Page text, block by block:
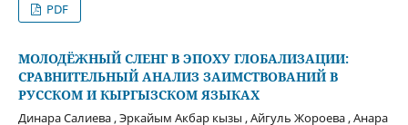
PDF
МОЛОДЁЖНЫЙ СЛЕНГ В ЭПОХУ ГЛОБАЛИЗАЦИИ:
СРАВНИТЕЛЬНЫЙ АНАЛИЗ ЗАИМСТВОВАНИЙ В
РУССКОМ И КЫРГЫЗСКОМ ЯЗЫКАХ
Динара Салиева , Эркайым Акбар кызы , Айгуль Жороева , Анара